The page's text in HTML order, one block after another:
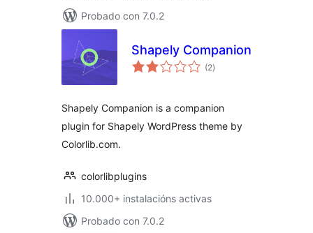
Probado con 7.0.2
Shapely Companion
(2valoracións
totais
)
Shapely Companion is a companion
plugin for Shapely WordPress theme by
Colorlib.com.
colorlibplugins
10.000+ instalacións activas
Probado con 7.0.2